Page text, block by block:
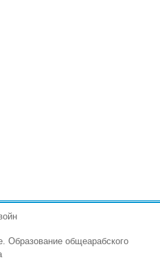
Образование общеарабского